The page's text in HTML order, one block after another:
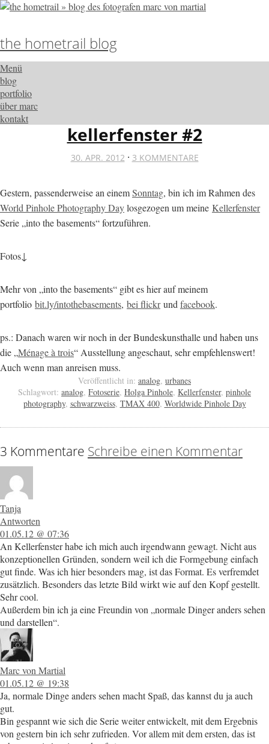
the hometrail blog
Menü
blog
portfolio
über marc
kontakt
kellerfenster #2
30. APR. 2012 · 3 KOMMENTARE
Gestern, passenderweise an einemSonntag, bin ich im Rahmen des
World Pinhole Photography Daylosgezogen um meine Kellerfenster
Serie „into the basements“ fortzuführen.
Fotos↓
Mehr von „into the basements“ gibt es hier auf meinem
portfolio bit.ly/intothebasements, bei flickrund facebook.
ps.: Danach waren wir noch in der Bundeskunsthalle und haben uns
die „Ménage à trois“ Ausstellung angeschaut, sehr empfehlenswert!
Auch wenn man anreisen muss.
Veröffentlicht in: analog, urbanes
Schlagwort: analog, Fotoserie, Holga Pinhole, Kellerfenster, pinhole
photography, schwarzweiss, TMAX 400, Worldwide Pinhole Day
3 Kommentare Schreibe einen Kommentar
Tanja
Antworten
01.05.12 @ 07:36
An Kellerfenster habe ich mich auch irgendwann gewagt. Nicht aus
konzeptionellen Gründen, sondern weil ich die Formgebung einfach
gut finde. Was ich hier besonders mag, ist das Format. Es verfremdet
zusätzlich. Besonders das letzte Bild wirkt wie auf den Kopf gestellt.
Sehr cool.
Außerdem bin ich ja eine Freundin von „normale Dinger anders sehen
und darstellen“.
Marc von Martial
01.05.12 @ 19:38
Ja, normale Dinge anders sehen macht Spaß, das kannst du ja auch
gut.
Bin gespannt wie sich die Serie weiter entwickelt, mit dem Ergebnis
von gestern bin ich sehr zufrieden. Vor allem mit dem ersten, das ist